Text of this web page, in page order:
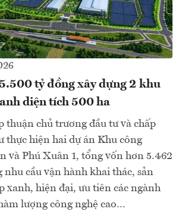
tỷ đồng xây dựng 2 khu
diện tích 500 ha
thuận chủ trương đầu tư và chấp
thực hiện hai dự án Khu công
và Phú Xuân 1, tổng vốn hơn 5.462
nhu cầu vận hành khai thác, sản
xanh, hiện đại, ưu tiên các ngành
lượng công nghệ cao…